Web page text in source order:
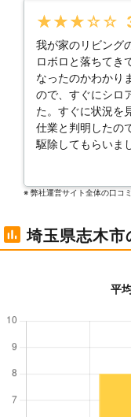
★★★★★
我が家のリビング
ロボロと落ちてき
なったのかわかり
ので、すぐにシロ
た。すぐに状況を
仕業と判明したの
駆除してもらいま
※ 弊社運営サイト全体の⼝コミ
埼玉県志木市
平